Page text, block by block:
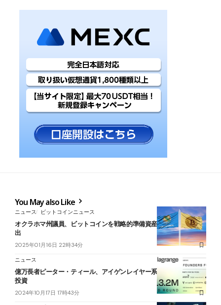
You May also Like
ニュース ビットコインニュース
オクラホマ州議員、ビットコインを戦略的準備資産とする法案を提
出
2025年01月16日 22時34分
ニュース
億万長者ピーター・ティール、アイゲンレイヤー系プロジェクトに
投資
2024年10月17日 17時43分